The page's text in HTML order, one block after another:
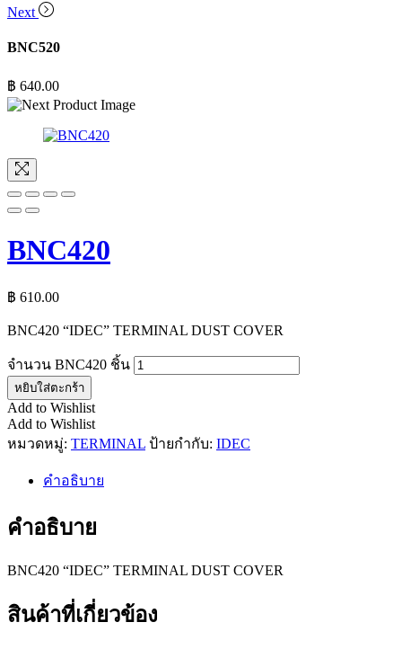
Next
BNC520
฿ 640.00
BNC420
฿ 610.00
BNC420 “IDEC” TERMINAL DUST COVER
จำนวน BNC420 ชิ้น
หยิบใส่ตะกร้า
Add to Wishlist
Add to Wishlist
หมวดหมู่: TERMINAL ป้ายกำกับ: IDEC
คำอธิบาย
คำอธิบาย
BNC420 “IDEC” TERMINAL DUST COVER
สินค้าที่เกี่ยวข้อง